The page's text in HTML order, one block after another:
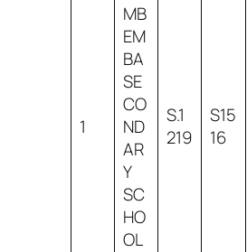
1
MB
EM
BA
SE
CO
ND
AR
Y
SC
HO
OL
S.1
219
S15
16